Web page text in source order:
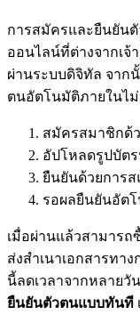
การสมัครและยืนยันตั
ออนไลน์ที่ต่างจากเจ้
ผ่านระบบดิจิทัล จาก
ตนอัตโนมัติภายในไ
สมัครสมาชิกด้
อัปโหลดรูปบัต
ยืนยันด้วยการ
รอผลยืนยันอัต
เมื่อผ่านแล้วสามาร
ส่งสำเนาเอกสารทา
นี้ลดเวลาจากหลายวั
ยืนยันตัวตนแบบทันที